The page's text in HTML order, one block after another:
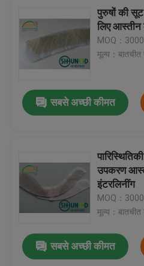
पुरुषों की
लिए आस्तीन
MOQ：
मूल्य：बातचीत
सबसे अच्छी कीमत
उपकरण
इंटरलिनींग
MOQ：
मूल्य：बातचीत
सबसे अच्छी कीमत